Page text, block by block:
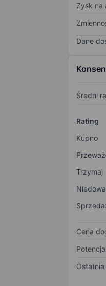
Zysk na
Dane
Średni
Rating
Kupno
Trzymaj
Cena